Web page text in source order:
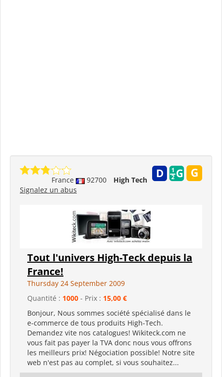
France 92700
High Tech
Signalez un abus
Tout l'univers High-Teck depuis la
France!
Thursday 24 September 2009
Quantité : 1000 - Prix : 15,00 €
Bonjour, Nous sommes société spécialisé dans le
e-commerce de tous produits High-Tech.
Demandez vite nos catalogues! Wikiteck.com ne
vous fait pas payer la TVA donc nous vous offrons
les meilleurs prix! Négociation possible! Notre site
web n'est pas au complet, si vous souhaitez...